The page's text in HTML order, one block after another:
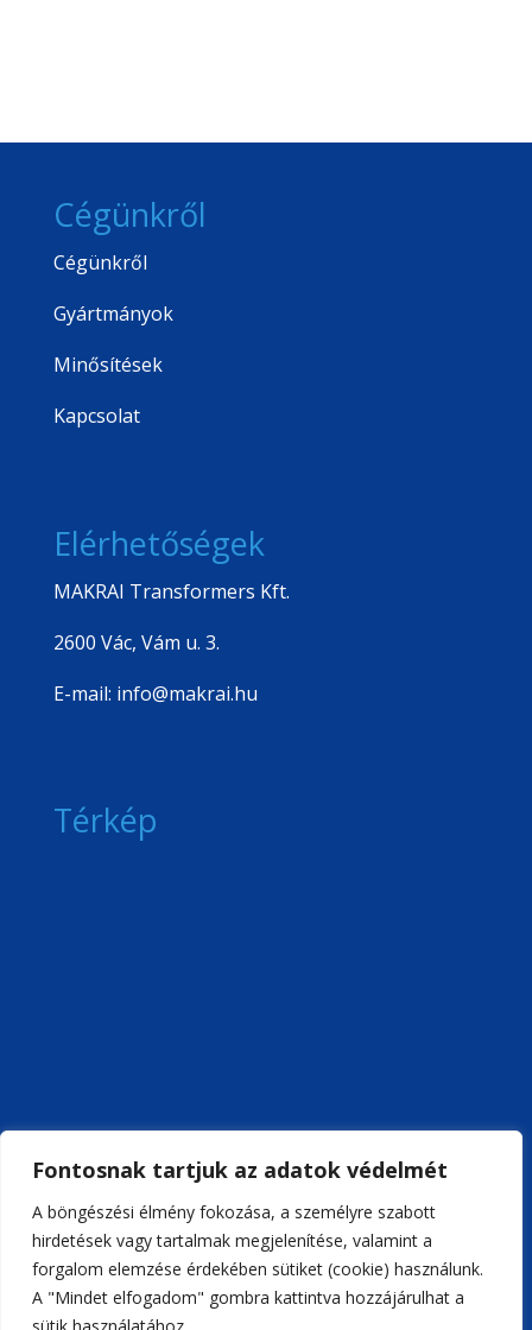
Fontosnak tartjuk az adatok védelmét
A böngészési élmény fokozása, a személyre szabott
hirdetések vagy tartalmak megjelenítése, valamint a
forgalom elemzése érdekében sütiket (cookie) használunk.
A "Mindet elfogadom" gombra kattintva hozzájárulhat a
Cégünkről
Cégünkről
Gyártmányok
Minősítések
Kapcsolat
Elérhetőségek
MAKRAI Transformers Kft.
2600 Vác, Vám u. 3.
E-mail: info@makrai.hu
Térkép